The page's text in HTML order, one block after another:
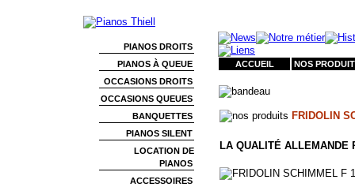
PIANOS DROITS
PIANOS À QUEUE
OCCASIONS DROITS
OCCASIONS QUEUES
BANQUETTES
PIANOS SILENT
LOCATION DE
PIANOS
ACCESSOIRES
ACCUEIL NOS
FRIDOLIN
LA QUALITÉ ALLEMANDE